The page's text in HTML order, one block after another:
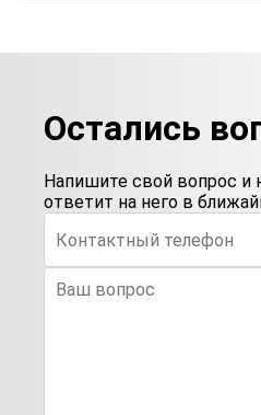
Остались
Напишите свой вопрос
ответит на него в